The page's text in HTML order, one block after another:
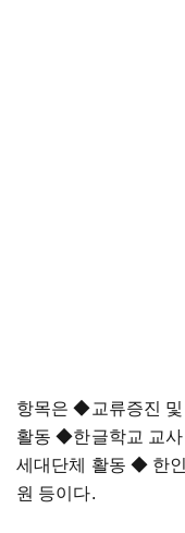
항목은◆교류증진
활동◆한글학교 교
세대단체 활동 ◆한
원 등이다.